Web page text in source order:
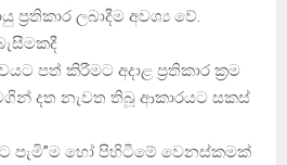
ලබාදීම අවශ්‍ය වේ.
පත් කිරීමට අදාළ ප‍්‍රතිකාර ක‍්‍රම
දත නැවත තිබූ ආකාරයට සකස්
පැමි”ම හෝ පිහිටීමේ වෙනස්කමක්